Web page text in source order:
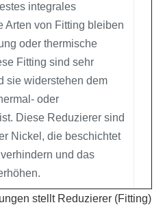
integrales
Arten von Fitting bleiben
oder thermische
Fitting sind sehr
sie widerstehen dem
oder
Diese Reduzierer sind
Nickel, die beschichtet
und das
stellt Reduzierer (Fitting)